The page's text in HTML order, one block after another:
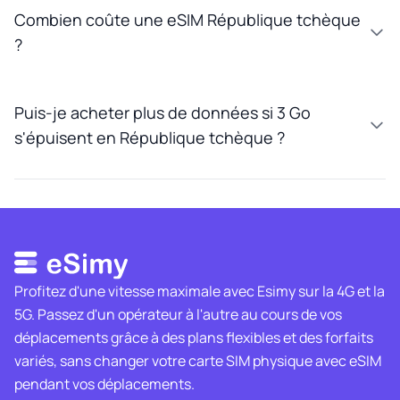
Combien coûte une eSIM République tchèque
?
Puis-je acheter plus de données si 3 Go
s'épuisent en République tchèque ?
Profitez d'une vitesse maximale avec Esimy sur la 4G et la
5G. Passez d'un opérateur à l'autre au cours de vos
déplacements grâce à des plans flexibles et des forfaits
variés, sans changer votre carte SIM physique avec eSIM
pendant vos déplacements.